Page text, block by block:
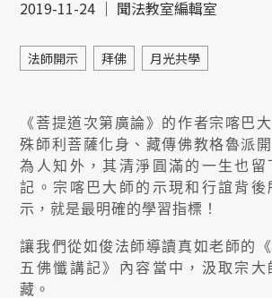
2019-11-24 ｜ 聞法教室編輯室
法師開示 拜佛 月光共學
《菩提道次第廣論》的作者宗喀巴
殊師利菩薩化身、藏傳佛教格魯派
為人知外，其清淨圓滿的一生也留
記。宗喀巴大師的示現和行誼背後
示，就是最明確的學習指標！
讓我們從如俊法師導讀真如老師的
五佛懺講記》內容當中，汲取宗大
藏。